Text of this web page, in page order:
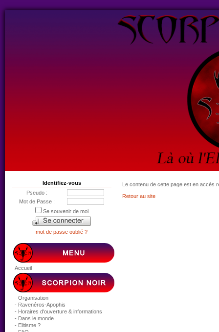
Identifiez-vous
Pseudo :
Mot de Passe :
Se souvenir de moi
mot de passe oublié ?
Accueil
- Organisation
- Ravenéros-Apophis
- Horaires d'ouverture & informations
- Dans le monde
- Elitisme ?
Le contenu de cette page est en
Retour au site